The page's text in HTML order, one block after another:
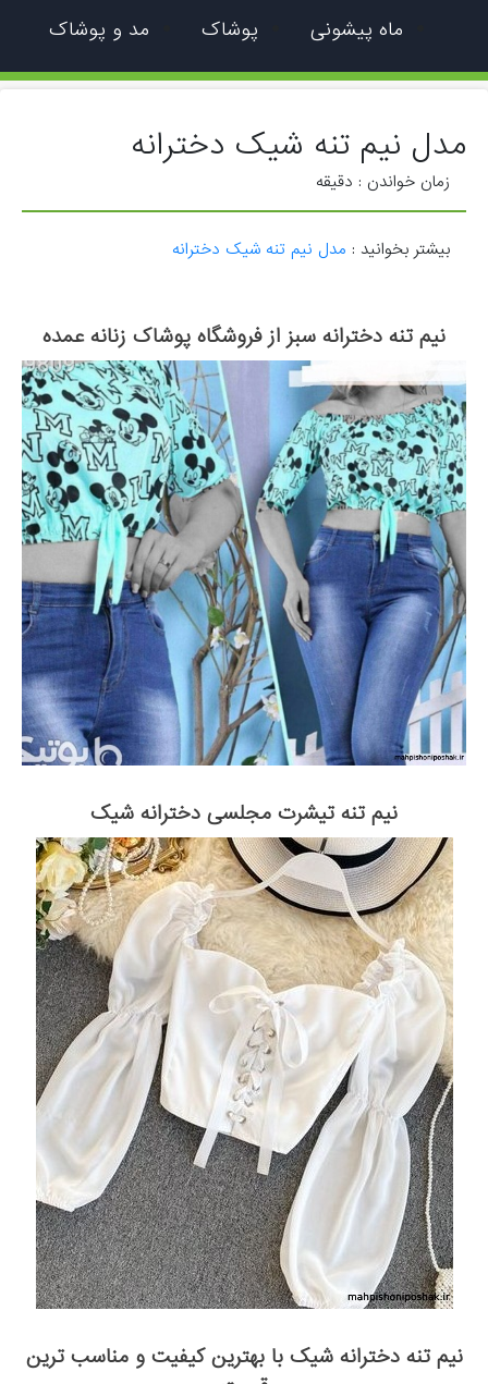
ماه پیشونی پوشاک مد و پوشاک
مدل نیم تنه شیک دخترانه
زمان خواندن : دقیقه
بیشتر بخوانید : مدل نیم تنه شیک دخترانه
نیم تنه دخترانه سبز از فروشگاه پوشاک زنانه عمده
نیم تنه تیشرت مجلسی دخترانه شیک
نیم تنه دخترانه شیک با بهترین کیفیت و مناسب ترین